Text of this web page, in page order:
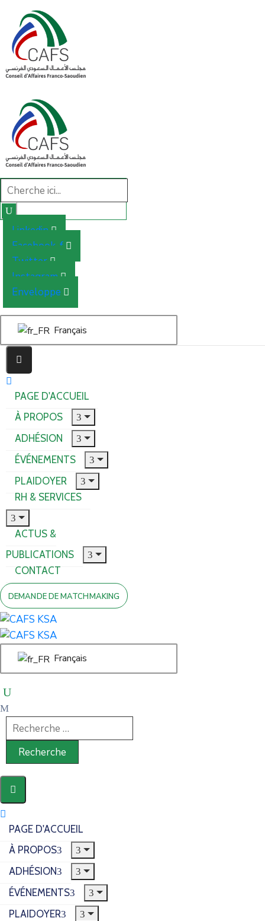
Linkedin
Facebook-f
Twitter
Instagram
Enveloppe
Français
PAGE D'ACCUEIL
À PROPOS
ADHÉSION
ÉVÉNEMENTS
PLAIDOYER
RH & SERVICES
ACTUS &
PUBLICATIONS
CONTACT
DEMANDE DE MATCHMAKING
Français
PAGE D'ACCUEIL
À PROPOS
ADHÉSION
ÉVÉNEMENTS
PLAIDOYER